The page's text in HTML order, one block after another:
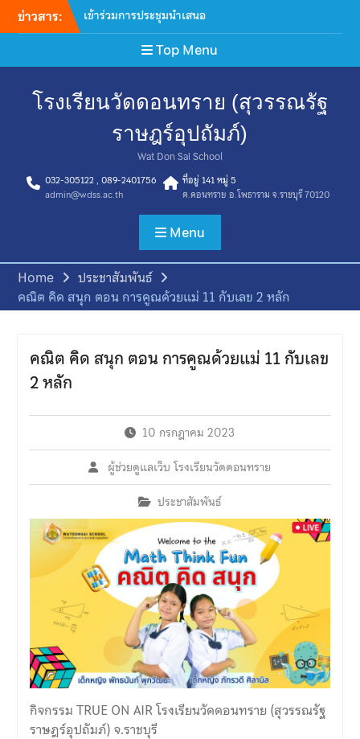
ข่าวสาร:
สุขภาพเทศบาลตำบลดอน
ทราย
ต้อนรับทีมดำเนินการภาค
สนาม การจัดเก็บข้อมูลโครงกา
ปัญญาและความฉลาดของเด็ก
เข้าร่วมประชุมพัฒนาแนวทาง
การขับเคลื่อนโรงพยาบาลส่ง
บทเรียนสังคมไทยไร้ยาสูบ
มอบเสื้อกีฬาจำนวน 30 ชุด ให้
แก่ โรงเรียนวัดดอนทราย
(สุวรรณรัฐราษฎร์อุปถัมภ์) เพื่อ
สนับสนุนการเข้าร่วมการ
แข่งขันกีฬากลุ่มโพธารามที่ 1
กิจกรรมเลือกตั้งคณะ
กรรมการสภานักเรียน ปีการ
สร้างภูมิคุ้มกันเพื่อป้องกันยา
เสพติด”จาก โรงเรียนเบญจม
Top Menu
โรงเรียนวัดดอนทราย (สุวรรณรัฐ
ราษฎร์อุปถัมภ์)
Wat Don Sai School
032-305122 , 089-2401756
admin@wdss.ac.th
ที่อยู่ 141 หมู่ 5
ต.ดอนทราย อ.โพธาราม จ.ราชบุรี 70120
Menu
Home
ประชาสัมพันธ์
คณิต คิด สนุก ตอน การคูณด้วยแม่ 11 กับเลข 2 หลัก
คณิต คิด สนุก ตอน การคูณด้วยแม่ 11 กับเลข
2 หลัก
10 กรกฎาคม 2023
ผู้ช่วยดูแลเว็บ โรงเรียนวัดดอนทราย
ประชาสัมพันธ์
กิจกรรม TRUE ON AIR โรงเรียนวัดดอนทราย (สุวรรณรัฐ
ราษฎร์อุปถัมภ์) จ.ราชบุรี